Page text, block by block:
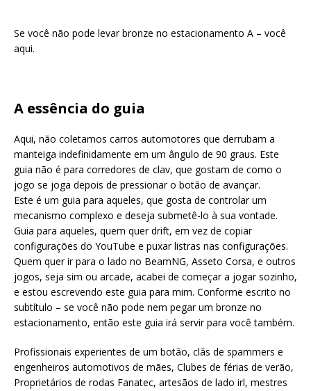
Se você não pode levar bronze no estacionamento A – você
aqui.
A essência do guia
Aqui, não coletamos carros automotores que derrubam a
manteiga indefinidamente em um ângulo de 90 graus. Este
guia não é para corredores de clav, que gostam de como o
jogo se joga depois de pressionar o botão de avançar.
Este é um guia para aqueles, que gosta de controlar um
mecanismo complexo e deseja submetê-lo à sua vontade.
Guia para aqueles, quem quer drift, em vez de copiar
configurações do YouTube e puxar listras nas configurações.
Quem quer ir para o lado no BeamNG, Asseto Corsa, e outros
jogos, seja sim ou arcade, acabei de começar a jogar sozinho,
e estou escrevendo este guia para mim. Conforme escrito no
subtítulo – se você não pode nem pegar um bronze no
estacionamento, então este guia irá servir para você também.
Profissionais experientes de um botão, clãs de spammers e
engenheiros automotivos de mães, Clubes de férias de verão,
Proprietários de rodas Fanatec, artesãos de lado irl, mestres